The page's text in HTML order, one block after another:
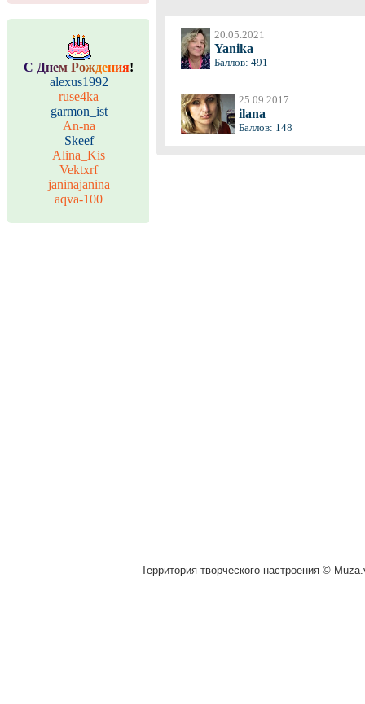
С Днем Рождения!
alexus1992
ruse4ka
garmon_ist
An-na
Skeef
Alina_Kis
Vektxrf
janinajanina
aqva-100
20.05.2021
Yanika
Баллов: 491
25.09.2017
ilana
Баллов: 148
Территория творческого настроения ©